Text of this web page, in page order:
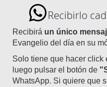
Recibirlo
Recibirá un único
Evangelio del día en su
Solo tiene que hacer click
luego pulsar el botón de
WhatsApp. Si quiere que